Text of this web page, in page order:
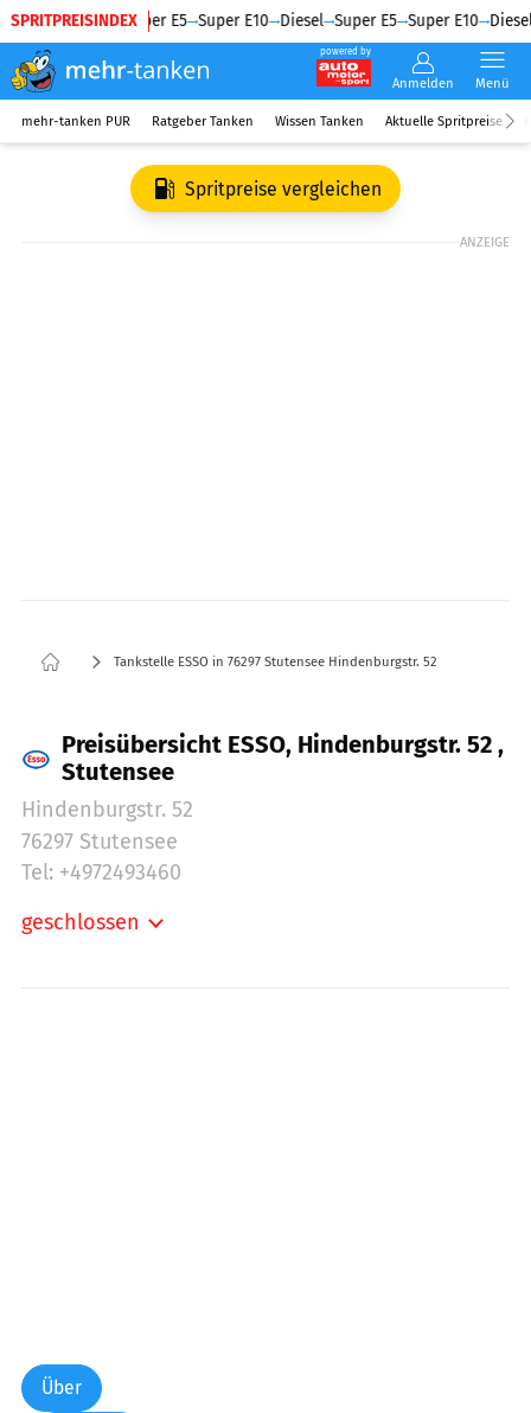
SPRITPREISINDEX
Diesel Super E5 Super E10 Diesel Super E5 Super E10 Diesel
powered by
Anmelden Menü
mehr-tanken PUR Ratgeber Tanken Wissen Tanken Aktuelle Spritpreise
Spritpreise vergleichen
ANZEIGE
Tankstelle ESSO in 76297 Stutensee Hindenburgstr. 52
Preisübersicht ESSO, Hindenburgstr. 52 ,
Stutensee
Hindenburgstr. 52
76297 Stutensee
Tel: +4972493460
geschlossen
Über